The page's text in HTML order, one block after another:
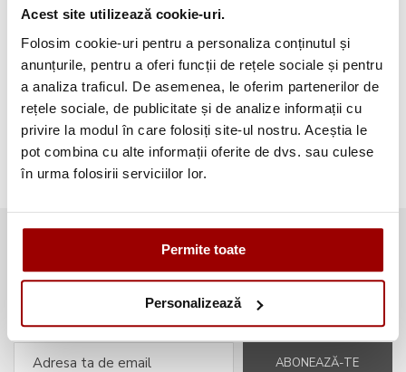
Acest site utilizează cookie-uri.
Folosim cookie-uri pentru a personaliza conținutul și
anunțurile, pentru a oferi funcții de rețele sociale și pentru
a analiza traficul. De asemenea, le oferim partenerilor de
rețele sociale, de publicitate și de analize informații cu
privire la modul în care folosiți site-ul nostru. Aceștia le
pot combina cu alte informații oferite de dvs. sau culese
în urma folosirii serviciilor lor.
Permite toate
Personalizează
Evenimente (66)
Broderii gratuite(103)
Abonează-te la newsletter și fii
mereu la curent cu noile produse și
oferte speciale!
ABONEAZĂ-TE